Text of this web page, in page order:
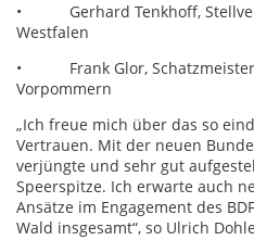
• Gerhard Tenkhoff,
Westfalen
• Frank Glor, Schatzmeister,
Vorpommern
„Ich freue mich über das so
Vertrauen. Mit der neuen
verjüngte und sehr gut
Speerspitze. Ich erwarte auch
Ansätze im Engagement des
Wald insgesamt“, so Ulrich